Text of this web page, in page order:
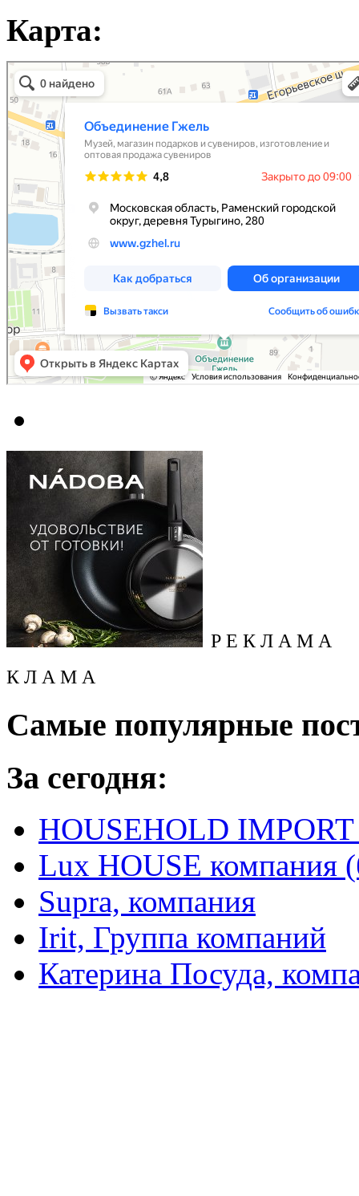
Карта:
Объединение Гжель
Музей в Москве и Московской области
Магазин подарков и сувениров в Москве и Московской области
Р Е К Л А М А
К Л А М А
Самые популярные
За сегодня:
HOUSEHOLD
Lux HOUSE компания
Supra, компания
Irit, Группа компаний
Катерина Посуда,